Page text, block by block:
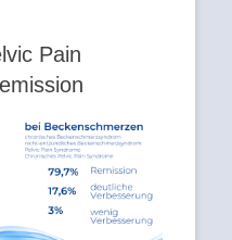
Pain